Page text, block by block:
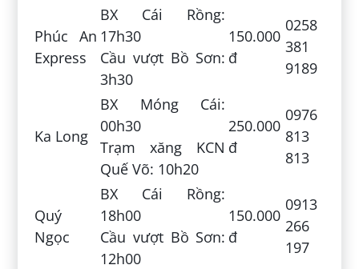
Phúc An
Express
BX Cái Rồng:
17h30
Cầu vượt Bồ Sơn:
3h30
150.000
đ
0258
381
9189
Ka Long
BX Móng Cái:
00h30
Trạm xăng KCN
Quế Võ: 10h20
250.000
đ
0976
813
813
Quý
Ngọc
BX Cái Rồng:
18h00
Cầu vượt Bồ Sơn:
12h00
150.000
đ
0913
266
197